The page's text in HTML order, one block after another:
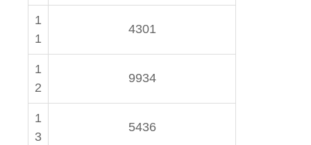
1
1
4301
1
2
9934
1
3
5436